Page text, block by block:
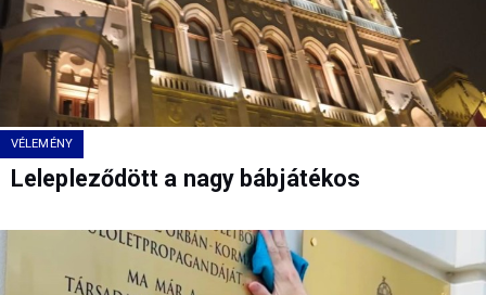
VÉLEMÉNY
Lelepleződött a nagy bábjátékos